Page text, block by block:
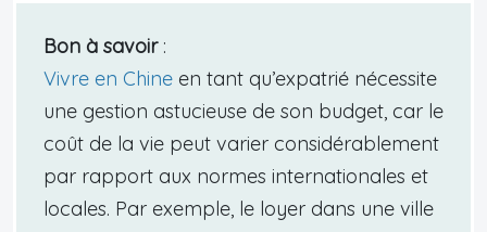
Bon à savoir:
Vivre en Chine en tant qu’expatrié nécessite
une gestion astucieuse de son budget, car le
coût de la vie peut varier considérablement
par rapport aux normes internationales et
locales. Par exemple, le loyer dans une ville